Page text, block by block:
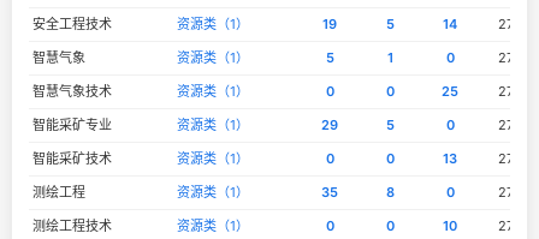
安全工程技术
资源类（1） 19 5 14
276
智慧气象
资源类（1） 5 1 0
276
智慧气象技术
资源类（1） 0 0 25
276
智能采矿专业
资源类（1） 29 5 0
276
智能采矿技术
资源类（1） 0 0 13
276
测绘工程
资源类（1） 35 8 0
276
测绘工程技术
资源类（1） 0 0 10
276